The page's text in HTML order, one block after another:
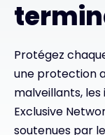
Protégez
une protection
malveillants,
Exclusive
soutenues par